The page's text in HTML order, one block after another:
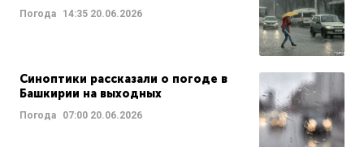
Погода 14:35 20.06.2026
Синоптики рассказали о погоде в
Башкирии на выходных
Погода 07:00 20.06.2026